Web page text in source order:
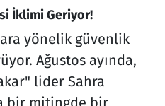
İklimi Geriyor!
yönelik güvenlik
Ağustos ayında,
lider Sahra